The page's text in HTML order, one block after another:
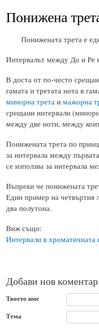
Понижена
Понижената трета е
Интервалът между До и Ре
В доста от по-често
гамата и третата нота в
минорна третаи мажорна
срещани интервали
между две ноти, между
Понижената трета по
за интервала между
се използва за интервала
Въпреки че понижената
Един пример на четвъртия
два полутона.
Виж също:
Интервали в хроматичната
Добави нов коментар
Твоето име
Тема